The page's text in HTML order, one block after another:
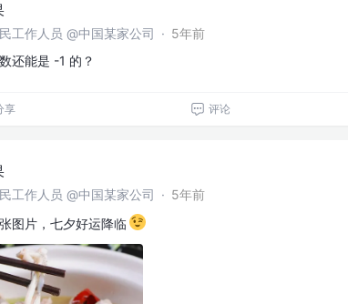
工作人员 @中国某家公司 · 5年前
还能是 -1 的？
享 评论
工作人员 @中国某家公司 · 5年前
图片，七夕好运降临